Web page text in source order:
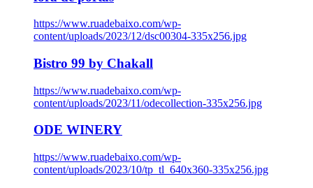
https://www.ruadebaixo.com/wp-
content/uploads/2023/12/dsc00304-335x256.jpg
Bistro 99 by Chakall
https://www.ruadebaixo.com/wp-
content/uploads/2023/11/odecollection-335x256.jpg
ODE WINERY
https://www.ruadebaixo.com/wp-
content/uploads/2023/10/tp_tl_640x360-335x256.jpg